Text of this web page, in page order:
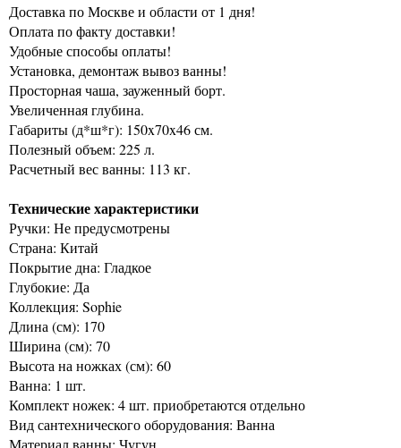
Доставка по Москве и области от 1 дня!
Оплата по факту доставки!
Удобные способы оплаты!
Установка, демонтаж вывоз ванны!
Просторная чаша, зауженный борт.
Увеличенная глубина.
Габариты (д*ш*г): 150x70x46 см.
Полезный объем: 225 л.
Расчетный вес ванны: 113 кг.
Технические характеристики
Ручки: Не предусмотрены
Страна: Китай
Покрытие дна: Гладкое
Глубокие: Да
Коллекция: Sophie
Длина (см): 170
Ширина (см): 70
Высота на ножках (см): 60
Ванна: 1 шт.
Комплект ножек: 4 шт. приобретаются отдельно
Вид сантехнического оборудования: Ванна
Материал ванны: Чугун